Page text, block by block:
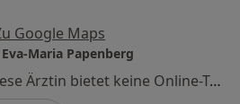
Google Maps
Maria Papenberg
Dieser Arzt bzw. diese Ärztin bietet keine Online-Terminbuchung an diesem Standort an.